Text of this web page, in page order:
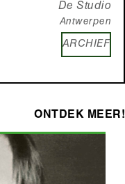
De Studio
Antwerpen
ARCHIEF
ONTDEK MEER!